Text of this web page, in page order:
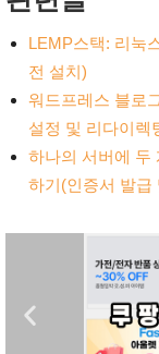
LEMP스택: 리눅
전 설치)
워드프레스 블로
설정 및 리다이렉
하나의 서버에 두
하기(인증서 발급